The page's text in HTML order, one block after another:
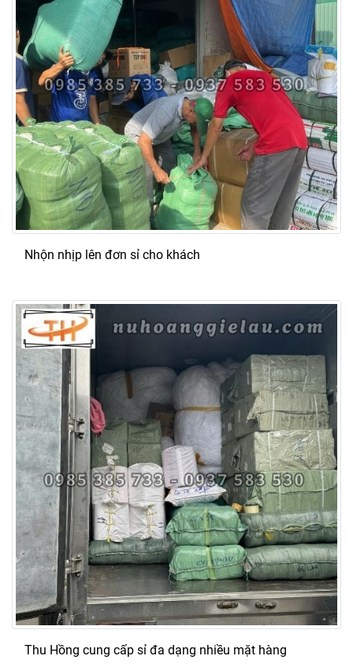
Nhộn nhịp lên đơn sỉ cho khách
Thu Hồng cung cấp sỉ đa dạng nhiều mặt hàng